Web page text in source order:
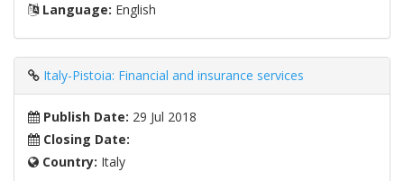
Language: English
Italy-Pistoia: Financial and insurance services
Publish Date: 29 Jul 2018
Closing Date:
Country: Italy